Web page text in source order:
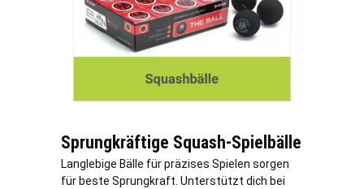
Sprungkräftige Squash-Spielbälle
Langlebige Bälle für präzises Spielen sorgen
für beste Sprungkraft. Unterstützt dich bei